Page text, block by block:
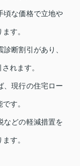
頃な価格で立地や
す。
断割引があり、
れます。
、現行の住宅ロー
す。
などの軽減措置を
す。